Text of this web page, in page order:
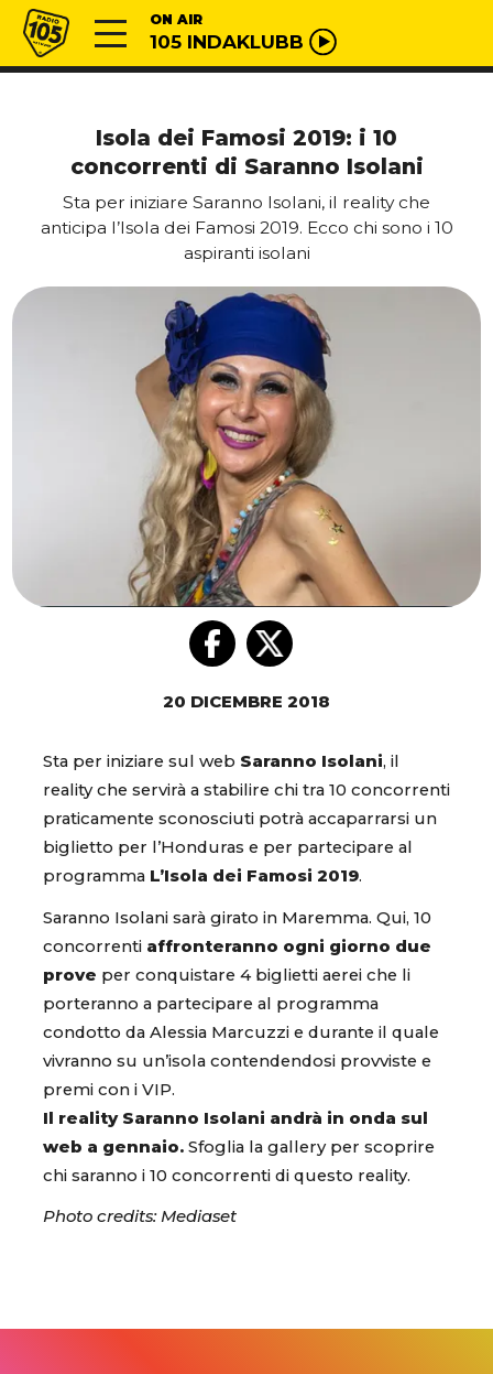
Vai al contenuto
Radio 105 ON AIR
105 INDAKLUBB
Isola dei Famosi 2019: i 10
concorrenti di Saranno Isolani
Sta per iniziare Saranno Isolani, il reality che
anticipa l’Isola dei Famosi 2019. Ecco chi sono i 10
aspiranti isolani
20 DICEMBRE 2018
Sta per iniziare sul web Saranno Isolani, il
reality che servirà a stabilire chi tra 10 concorrenti
praticamente sconosciuti potrà accaparrarsi un
biglietto per l’Honduras e per partecipare al
programma L’Isola dei Famosi 2019.
Saranno Isolani sarà girato in Maremma. Qui, 10
concorrenti affronteranno ogni giorno due
prove per conquistare 4 biglietti aerei che li
porteranno a partecipare al programma
condotto da Alessia Marcuzzi e durante il quale
vivranno su un’isola contendendosi provviste e
premi con i VIP.
Il reality Saranno Isolani andrà in onda sul
web a gennaio. Sfoglia la gallery per scoprire
chi saranno i 10 concorrenti di questo reality.
Photo credits: Mediaset